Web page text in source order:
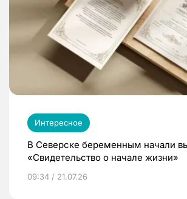
Интересное
В Северске беременным начали
«Свидетельство о начале жизни»
09:34 / 21.07.26